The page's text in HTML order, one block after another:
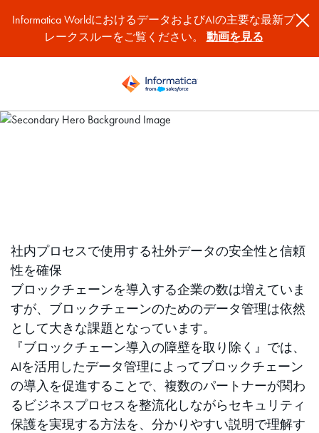
Informatica WorldにおけるデータおよびAIの主要な最新ブ
レークスルーをご覧ください。 動画を見る
社内プロセスで使用する社外データの安全性と信頼
性を確保
ブロックチェーンを導入する企業の数は増えていま
すが、ブロックチェーンのためのデータ管理は依然
として大きな課題となっています。
『ブロックチェーン導入の障壁を取り除く』では、
AIを活用したデータ管理によってブロックチェーン
の導入を促進することで、複数のパートナーが関わ
るビジネスプロセスを整流化しながらセキュリティ
保護を実現する方法を、分かりやすい説明で理解す